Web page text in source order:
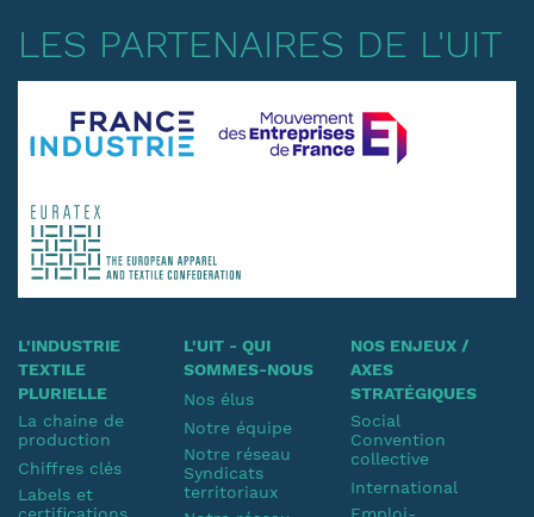
LES PARTENAIRES DE L'UIT
L'INDUSTRIE
TEXTILE
PLURIELLE
La chaine de
production
Chiffres clés
Labels et
L'UIT - QUI
SOMMES-NOUS
Nos élus
Notre équipe
Notre réseau
Syndicats
territoriaux
NOS ENJEUX /
AXES
STRATÉGIQUES
Social
Convention
collective
International